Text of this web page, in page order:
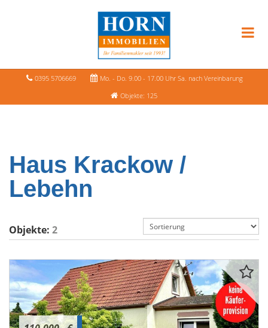
0395 5706669
Mo. - Do. 9.00 - 17.00 Uhr Sa. nach Vereinbarung
Objekte: 125
Haus Krackow /
Lebehn
Objekte: 2